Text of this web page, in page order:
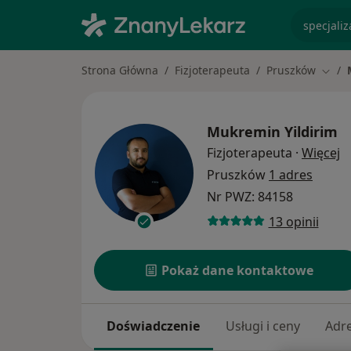
Strona Główna Fizjoterapeuta Pruszków
Mukremin Yildirim
Fizjoterapeuta · Więcej
Pruszków 1 adres
Nr PWZ: 84158
13 opinii
Pokaż dane kontaktowe
Doświadczenie Usługi i ceny